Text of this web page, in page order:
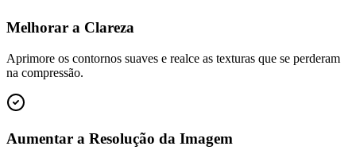
Melhorar a Clareza
Aprimore os contornos suaves e realce as texturas que se perderam
na compressão.
Aumentar a Resolução da Imagem